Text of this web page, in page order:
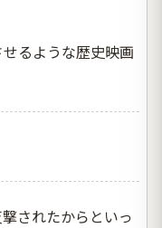
るような歴史映画
されたからといっ